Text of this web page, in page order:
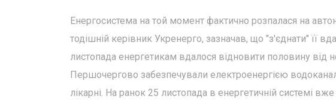
Енергосистема на той момент фактично розпалася на
тодішній керівник Укренерго, зазначав, що "з'єднати" її
листопада енергетикам вдалося відновити половину від
Першочергово забезпечували електроенергією
лікарні. На ранок 25 листопада в енергетичній системі